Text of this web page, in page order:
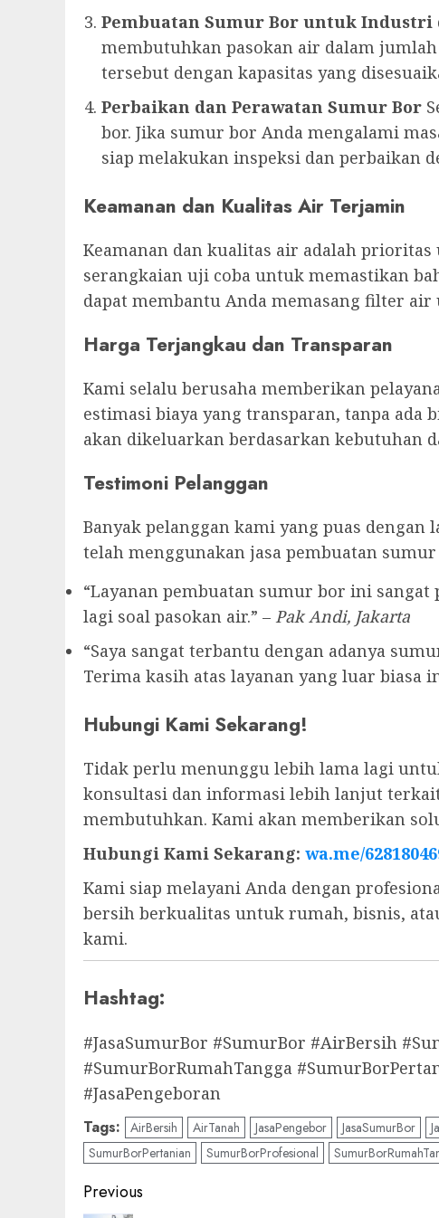
Pembuatan Sumur Bor untuk Industri
membutuhkan pasokan air dalam
tersebut dengan kapasitas yang
Perbaikan dan Perawatan Sumur Bor
bor. Jika sumur bor Anda mengalami
siap melakukan inspeksi dan perbaikan
Keamanan dan Kualitas Air Terjamin
Keamanan dan kualitas air adalah
serangkaian uji coba untuk memastikan
dapat membantu Anda memasang filter
Harga Terjangkau dan Transparan
Kami selalu berusaha memberikan
estimasi biaya yang transparan, tanpa
akan dikeluarkan berdasarkan kebutuhan
Testimoni Pelanggan
Banyak pelanggan kami yang puas
telah menggunakan jasa pembuatan
“Layanan pembuatan sumur bor ini
lagi soal pasokan air.” – Pak Andi, Jakarta
“Saya sangat terbantu dengan adanya
Terima kasih atas layanan yang luar biasa
Hubungi Kami Sekarang!
Tidak perlu menunggu lebih lama lagi
konsultasi dan informasi lebih lanjut
membutuhkan. Kami akan memberikan
Hubungi Kami Sekarang: wa.me/
Kami siap melayani Anda dengan
bersih berkualitas untuk rumah, bisnis,
kami.
Hashtag:
#JasaSumurBor #SumurBor #AirBersih
#SumurBorRumahTangga
#JasaPengeboran
Tags: AirBersih AirTanah JasaPengebor JasaSumurBor
SumurBorPertanian
SumurBorProfesional
Post
Previous